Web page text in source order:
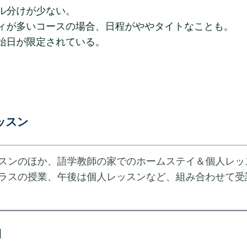
分けが少ない。
が多いコースの場合、日程がややタイトなことも。
日が限定されている。
スン
ンのほか、語学教師の家でのホームステイ＆個人レ
スの授業、午後は個人レッスンなど、組み合わせて